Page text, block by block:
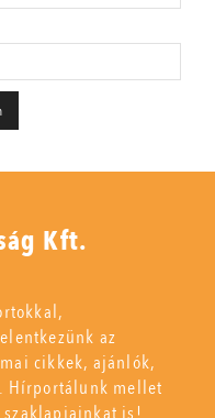
Kft.
az
cikkek, ajánlók,
Hírportálunk mellet
szaklapjainkat is!